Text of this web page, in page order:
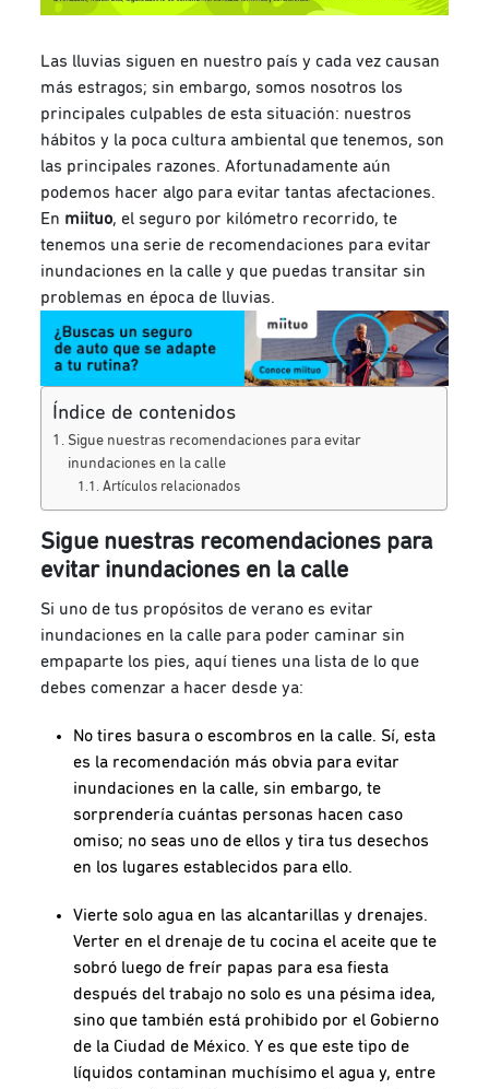
Las lluvias siguen en nuestro país y cada vez causan
más estragos; sin embargo, somos nosotros los
principales culpables de esta situación: nuestros
hábitos y la poca cultura ambiental que tenemos, son
las principales razones. Afortunadamente aún
podemos hacer algo para evitar tantas afectaciones.
En miituo, el seguro por kilómetro recorrido, te
tenemos una serie de recomendaciones para evitar
inundaciones en la calle y que puedas transitar sin
problemas en época de lluvias.
Índice de contenidos
Sigue nuestras recomendaciones para evitar
inundaciones en la calle
Artículos relacionados
Sigue nuestras recomendaciones para
evitar inundaciones en la calle
Si uno de tus propósitos de verano es evitar
inundaciones en la calle para poder caminar sin
empaparte los pies, aquí tienes una lista de lo que
debes comenzar a hacer desde ya:
No tires basura o escombros en la calle. Sí, esta
es la recomendación más obvia para evitar
inundaciones en la calle, sin embargo, te
sorprendería cuántas personas hacen caso
omiso; no seas uno de ellos y tira tus desechos
en los lugares establecidos para ello.
Vierte solo agua en las alcantarillas y drenajes.
Verter en el drenaje de tu cocina el aceite que te
sobró luego de freír papas para esa fiesta
después del trabajo no solo es una pésima idea,
sino que también está prohibido por el Gobierno
de la Ciudad de México. Y es que este tipo de
líquidos contaminan muchísimo el agua y, entre